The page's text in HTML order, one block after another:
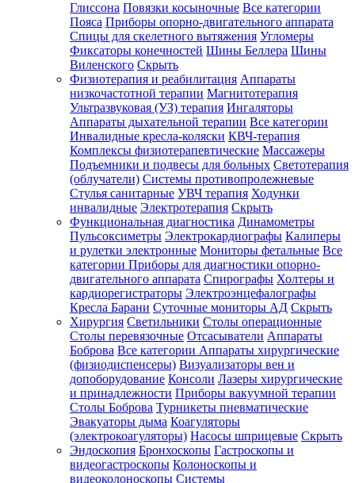
Глиссона Повязки косыночные Все категории
Пояса Приборы опорно-двигательного аппарата
Спицы для скелетного вытяжения Угломеры
Фиксаторы конечностей Шины Беллера Шины
Виленского Скрыть
Физиотерапия и реабилитация Аппараты
низкочастотной терапии Магнитотерапия
Ультразвуковая (УЗ) терапия Ингаляторы
Аппараты дыхательной терапии Все категории
Инвалидные кресла-коляски КВЧ-терапия
Комплексы физиотерапевтические Массажеры
Подъемники и подвесы для больных Светотерапия
(облучатели) Системы противопролежневые
Стулья санитарные УВЧ терапия Ходунки
инвалидные Электротерапия Скрыть
Функциональная диагностика Динамометры
Пульсоксиметры Электрокардиографы Калиперы
и рулетки электронные Мониторы фетальные Все
категории Приборы для диагностики опорно-
двигательного аппарата Спирографы Холтеры и
кардиорегистраторы Электроэнцефалографы
Кресла Барани Суточные мониторы АД Скрыть
Хирургия Светильники Столы операционные
Столы перевязочные Отсасыватели Аппараты
Боброва Все категории Аппараты хирургические
(физиодиспенсеры) Визуализаторы вен и
допоборудование Консоли Лазеры хирургические
и принадлежности Приборы вакуумной терапии
Столы Боброва Турникеты пневматические
Эвакуаторы дыма Коагуляторы
(электрокоагуляторы) Насосы шприцевые Скрыть
Эндоскопия Бронхоскопы Гастроскопы и
видеогастроскопы Колоноскопы и
видеоколоноскопы Системы